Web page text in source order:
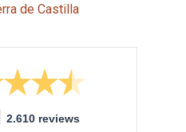
de Castilla
2.610 reviews